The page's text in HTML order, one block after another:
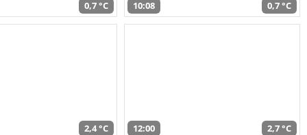
0,7 °C 10:08 0,7 °C
2,4 °C 12:00 2,7 °C